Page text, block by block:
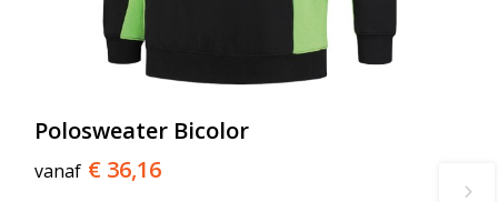
Polosweater Bicolor
vanaf € 36,16